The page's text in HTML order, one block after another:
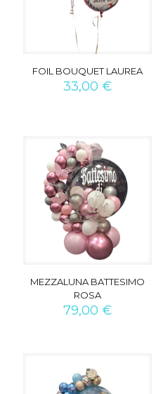
FOIL BOUQUET LAUREA
33,00 €
MEZZALUNA BATTESIMO
ROSA
79,00 €